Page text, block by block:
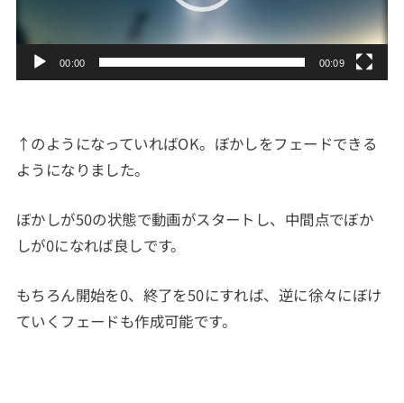
ヤ
ー
00:00 00:09
↑のようになっていればOK。ぼかしをフェードできる
ようになりました。
ぼかしが50の状態で動画がスタートし、中間点でぼか
しが0になれば良しです。
もちろん開始を0、終了を50にすれば、逆に徐々にぼけ
ていくフェードも作成可能です。